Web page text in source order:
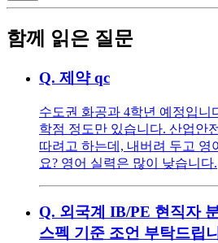
함께 읽은 질문
Q. 제약 qc
수도권 화공과 4학년 예정입니
학점 정도만 있습니다. 산업안
따려고 하는데, 내버려 두고 영
요? 영어 실력은 많이 낮습니다.
Q. 외국계 IB/PE 현직자
스펙 기준 조언 부탁드립